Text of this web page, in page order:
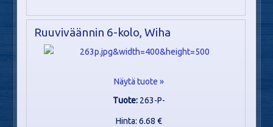
Ruuviväännin 6-kolo, Wiha
Näytä tuote »
Tuote: 263-P-
Hinta: 6.68 €